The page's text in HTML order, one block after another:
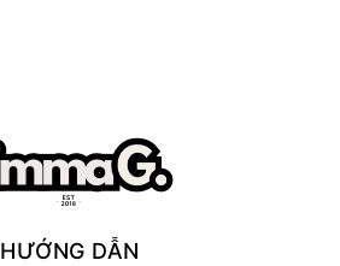
HƯỚNG DẪN